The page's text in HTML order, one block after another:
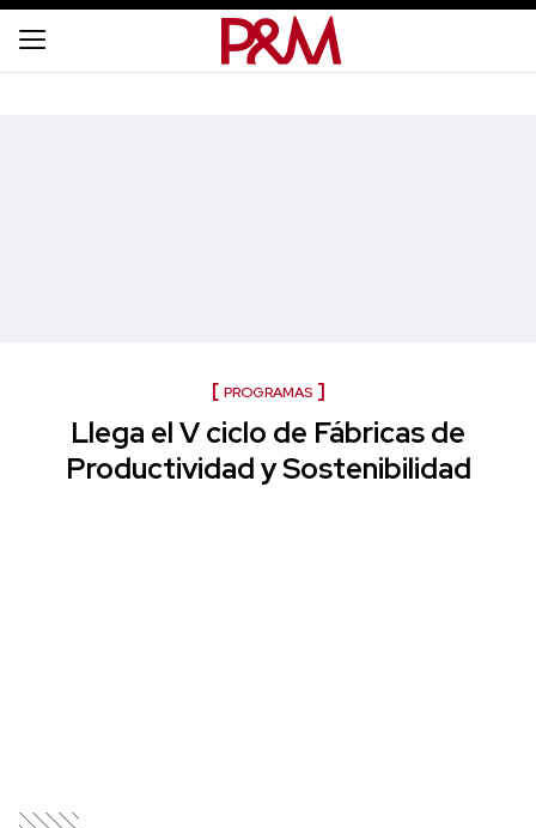
PROGRAMAS
Llega el V ciclo de Fábricas de
Productividad y Sostenibilidad